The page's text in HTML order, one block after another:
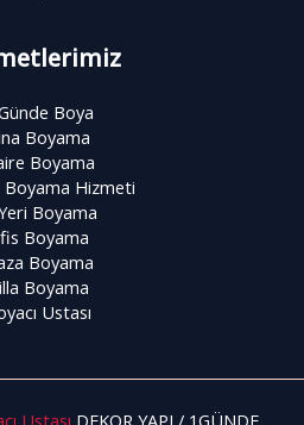
Boya
Boyama
Boyama
Boyama Hizmeti
Boyama
Boyama
Boyama
Boyama
Ustası
Ustası DEKOR YAPI / 1GÜNDE